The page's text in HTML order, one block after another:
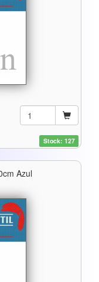
Stock: 127
Azul